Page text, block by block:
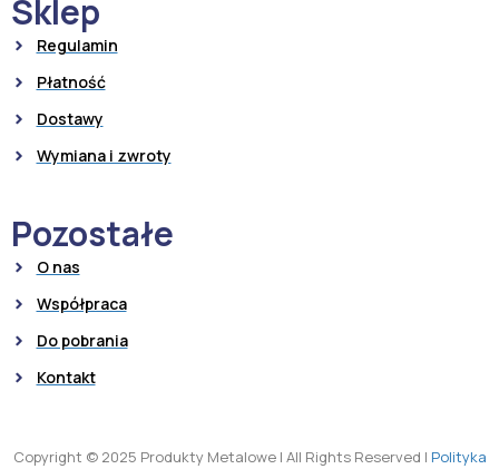
Sklep
Regulamin
Płatność
Dostawy
Wymiana i zwroty
Pozostałe
O nas
Współpraca
Do pobrania
Kontakt
Copyright © 2025 Produkty Metalowe | All Rights Reserved | Polityka